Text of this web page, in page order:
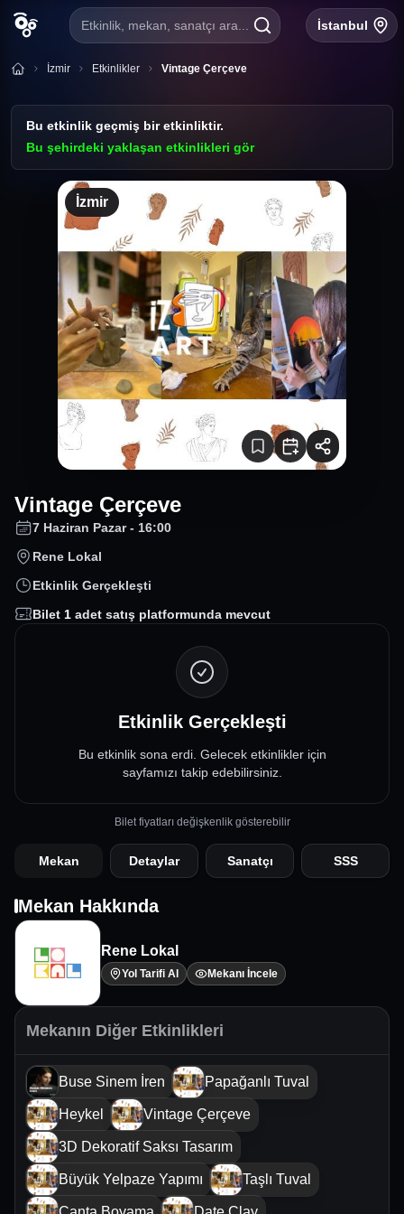
Etkinlik, mekan, sanatçı ara... İstanbul
İzmir Etkinlikler Vintage Çerçeve
Bu etkinlik geçmiş bir etkinliktir.
Bu şehirdeki yaklaşan etkinlikleri gör
İzmir
Vintage Çerçeve
7 Haziran Pazar - 16:00
Rene Lokal
Etkinlik Gerçekleşti
Bilet 1 adet satış platformunda mevcut
Etkinlik Gerçekleşti
Bu etkinlik sona erdi. Gelecek etkinlikler için
sayfamızı takip edebilirsiniz.
Bilet fiyatları değişkenlik gösterebilir
Mekan Detaylar Sanatçı SSS
Mekan Hakkında
Rene Lokal
Yol Tarifi Al Mekanı İncele
Mekanın Diğer Etkinlikleri
Buse Sinem İren Papağanlı Tuval
Heykel Vintage Çerçeve
3D Dekoratif Saksı Tasarım
Büyük Yelpaze Yapımı Taşlı Tuval